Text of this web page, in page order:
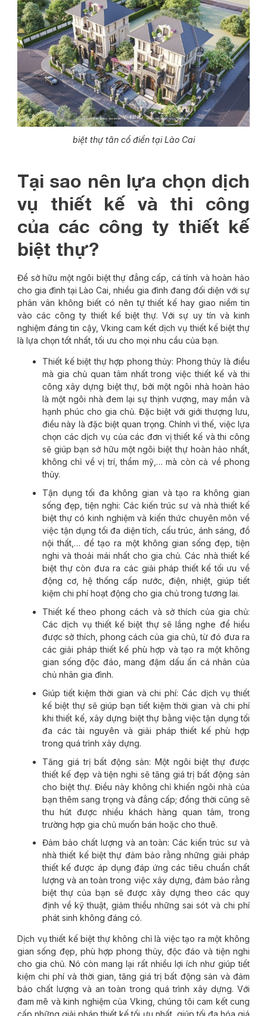
biệt thự tân cổ điển tại Lào Cai
Tại sao nên lựa chọn dịch
vụ thiết kế và thi công
của các công ty thiết kế
biệt thự?
Để sở hữu một ngôi biệt thự đẳng cấp, cá tính và hoàn hảo
cho gia đình tại Lào Cai, nhiều gia đình đang đối diện với sự
phân vân không biết có nên tự thiết kế hay giao niềm tin
vào các công ty thiết kế biệt thự. Với sự uy tín và kinh
nghiệm đáng tin cậy, Vking cam kết dịch vụ thiết kế biệt thự
là lựa chọn tốt nhất, tối ưu cho mọi nhu cầu của bạn.
Thiết kế biệt thự hợp phong thủy: Phong thủy là điều
mà gia chủ quan tâm nhất trong việc thiết kế và thi
công xây dựng biệt thự, bởi một ngôi nhà hoàn hảo
là một ngôi nhà đem lại sự thịnh vượng, may mắn và
hạnh phúc cho gia chủ. Đặc biệt với giới thượng lưu,
điều này là đặc biệt quan trọng. Chính vì thế, việc lựa
chọn các dịch vụ của các đơn vị thiết kế và thi công
sẽ giúp bạn sở hữu một ngôi biệt thự hoàn hảo nhất,
không chỉ về vị trí, thẩm mỹ,… mà còn cả về phong
thủy.
Tận dụng tối đa không gian và tạo ra không gian
sống đẹp, tiện nghi: Các kiến trúc sư và nhà thiết kế
biệt thự có kinh nghiệm và kiến thức chuyên môn về
việc tận dụng tối đa diện tích, cấu trúc, ánh sáng, đồ
nội thất,… để tạo ra một không gian sống đẹp, tiện
nghi và thoải mái nhất cho gia chủ. Các nhà thiết kế
biệt thự còn đưa ra các giải pháp thiết kế tối ưu về
động cơ, hệ thống cấp nước, điện, nhiệt, giúp tiết
kiệm chi phí hoạt động cho gia chủ trong tương lai.
Thiết kế theo phong cách và sở thích của gia chủ:
Các dịch vụ thiết kế biệt thự sẽ lắng nghe để hiểu
được sở thích, phong cách của gia chủ, từ đó đưa ra
các giải pháp thiết kế phù hợp và tạo ra một không
gian sống độc đáo, mang đậm dấu ấn cá nhân của
chủ nhân gia đình.
Giúp tiết kiệm thời gian và chi phí: Các dịch vụ thiết
kế biệt thự sẽ giúp bạn tiết kiệm thời gian và chi phí
khi thiết kế, xây dựng biệt thự bằng việc tận dụng tối
đa các tài nguyên và giải pháp thiết kế phù hợp
trong quá trình xây dựng.
Tăng giá trị bất động sản: Một ngôi biệt thự được
thiết kế đẹp và tiện nghi sẽ tăng giá trị bất động sản
cho biệt thự. Điều này không chỉ khiến ngôi nhà của
bạn thêm sang trọng và đẳng cấp; đồng thời cũng sẽ
thu hút được nhiều khách hàng quan tâm, trong
trường hợp gia chủ muốn bán hoặc cho thuê.
Đảm bảo chất lượng và an toàn: Các kiến trúc sư và
nhà thiết kế biệt thự đảm bảo rằng những giải pháp
thiết kế được áp dụng đáp ứng các tiêu chuẩn chất
lượng và an toàn trong việc xây dựng, đảm bảo rằng
biệt thự của bạn sẽ được xây dựng theo các quy
định về kỹ thuật, giảm thiểu những sai sót và chi phí
phát sinh không đáng có.
Dịch vụ thiết kế biệt thự không chỉ là việc tạo ra một không
gian sống đẹp, phù hợp phong thủy, độc đáo và tiện nghi
cho gia chủ. Nó còn mang lại rất nhiều lợi ích như giúp tiết
kiệm chi phí và thời gian, tăng giá trị bất động sản và đảm
bảo chất lượng và an toàn trong quá trình xây dựng. Với
đam mê và kinh nghiệm của Vking, chúng tôi cam kết cung